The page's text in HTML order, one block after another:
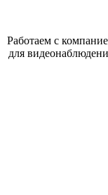
Работаем с
для